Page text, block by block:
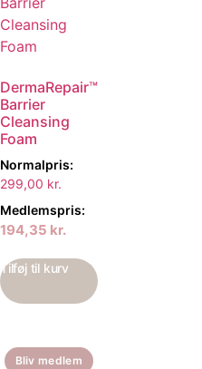
DermaRepair™
Barrier
Cleansing
Foam
Normalpris:
299,00 kr.
Medlemspris:
194,35 kr.
Tilføj til kurv
Bliv medlem